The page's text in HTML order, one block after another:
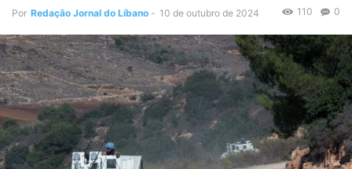
Por Redação Jornal do Líbano - 10 de outubro de 2024 0
110